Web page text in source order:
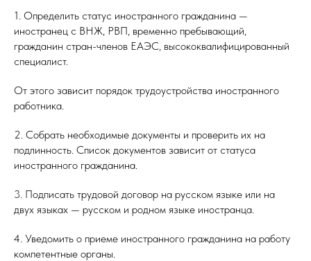
1. Определить статус иностранного гражданина —
иностранец с ВНЖ, РВП, временно пребывающий,
гражданин стран-членов ЕАЭС, высококвалифицированный
специалист.
От этого зависит порядок трудоустройства иностранного
работника.
2. Собрать необходимые документы и проверить их на
подлинность. Список документов зависит от статуса
иностранного гражданина.
3. Подписать трудовой договор на русском языке или на
двух языках — русском и родном языке иностранца.
4. Уведомить о приеме иностранного гражданина на работу
компетентные органы.